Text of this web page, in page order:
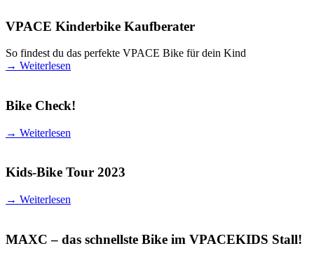
VPACE Kinderbike Kaufberater
So findest du das perfekte VPACE Bike für dein Kind
→ Weiterlesen
Bike Check!
→ Weiterlesen
Kids-Bike Tour 2023
→ Weiterlesen
MAXC – das schnellste Bike im VPACEKIDS Stall!